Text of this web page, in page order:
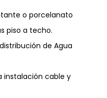
o porcelanato
piso a techo.
de Agua
instalación cable y
PROPIEDADES
EMPRENDIMIENTOS
PROYECTOS
FINALIZADOS
CONTACTO